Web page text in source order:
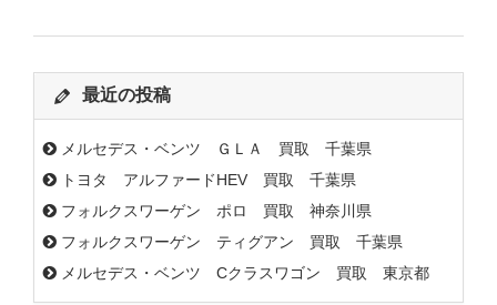
最近の投稿
メルセデス・ベンツ ＧＬＡ 買取 千葉県
トヨタ アルファードHEV 買取 千葉県
フォルクスワーゲン ポロ 買取 神奈川県
フォルクスワーゲン ティグアン 買取 千葉県
メルセデス・ベンツ Cクラスワゴン 買取 東京都